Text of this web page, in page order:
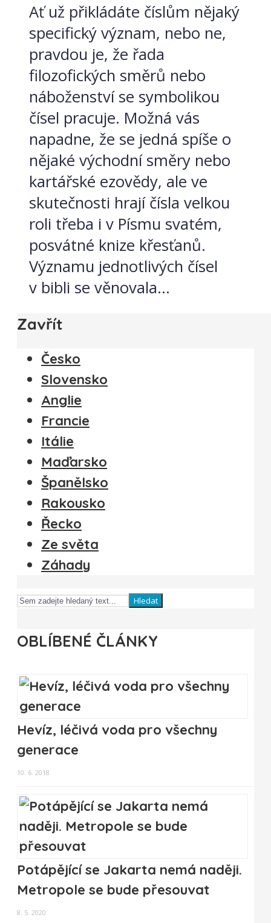
Ať už přikládáte číslům nějaký
specifický význam, nebo ne,
pravdou je, že řada
filozofických směrů nebo
náboženství se symbolikou
čísel pracuje. Možná vás
napadne, že se jedná spíše o
nějaké východní směry nebo
kartářské ezovědy, ale ve
skutečnosti hrají čísla velkou
roli třeba i v Písmu svatém,
posvátné knize křesťanů.
Významu jednotlivých čísel
v bibli se věnovala...
Zavřít
Česko
Slovensko
Anglie
Francie
Itálie
Maďarsko
Španělsko
Rakousko
Řecko
Ze světa
Záhady
Hledat
OBLÍBENÉ ČLÁNKY
Hevíz, léčivá voda pro všechny
generace
10. 6. 2018
Potápějící se Jakarta nemá naději.
Metropole se bude přesouvat
8. 5. 2020